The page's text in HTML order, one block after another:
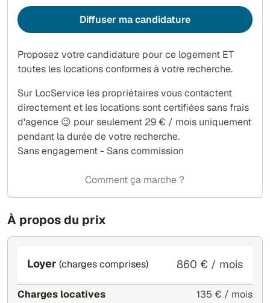
L'IMMEUBLE
COMMERCES A PROXIMITE
PAS DE FRAIS D'AGENCE
À propos du prix
Loyer (charges comprises) 860 € / mois
Charges locatives
135 € / mois
Proposez votre candidature pour ce logement ET
toutes les locations conformes à votre recherche.
Sur LocService les propriétaires vous contactent
directement et les locations sont certifiées sans frais
d'agence 😉 pour seulement 29 € / mois uniquement
pendant la durée de votre recherche.
Sans engagement - Sans commission
Diffuser ma candidature
Comment ça marche ?